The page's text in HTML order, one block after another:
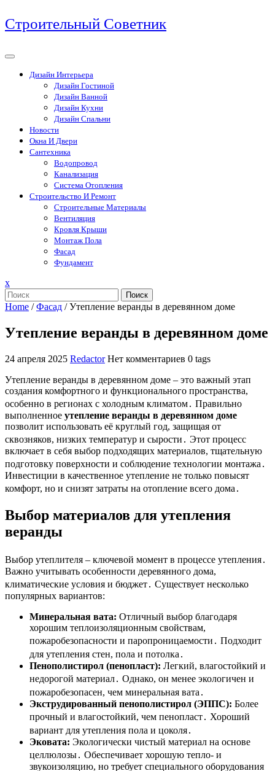
Перейти
к
Строительный Советник
Дизайн Интерьера
Дизайн Гостиной
Дизайн Ванной
Дизайн Кухни
Дизайн Спальни
Новости
Окна И Двери
Сантехника
Водопровод
Канализация
Система Отопления
Строительство И Ремонт
Строительные Материалы
Вентиляция
Кровля Крыши
Монтаж Пола
Фасад
Фундамент
xЗакрыть
меню
Поиск
Home /Фасад /Утепление веранды в деревянном доме
Утепление веранды в деревянном доме
24 апреля 2025 Redactor Нет комментариев 0 tags
Утепление веранды в деревянном доме – это важный этап
создания комфортного и функционального пространства,
особенно в регионах с холодным климатом․ Правильно
выполненное утепление веранды в деревянном доме
позволит использовать её круглый год, защищая от
сквозняков, низких температур и сырости․ Этот процесс
включает в себя выбор подходящих материалов, тщательную
подготовку поверхности и соблюдение технологии монтажа․
Инвестиции в качественное утепление не только повысят
комфорт, но и снизят затраты на отопление всего дома․
Выбор материалов для утепления
веранды
Выбор утеплителя – ключевой момент в процессе утепления․
Важно учитывать особенности деревянного дома,
климатические условия и бюджет․ Существует несколько
популярных вариантов:
Минеральная вата: Отличный выбор благодаря
хорошим теплоизоляционным свойствам,
пожаробезопасности и паропроницаемости․ Подходит
для утепления стен, пола и потолка․
Пенополистирол (пенопласт): Легкий, влагостойкий и
недорогой материал․ Однако, он менее экологичен и
пожаробезопасен, чем минеральная вата․
Экструдированный пенополистирол (ЭППС): Более
прочный и влагостойкий, чем пенопласт․ Хороший
вариант для утепления пола и цоколя․
Эковата: Экологически чистый материал на основе
целлюлозы․ Обеспечивает хорошую тепло- и
звукоизоляцию, но требует специального оборудования